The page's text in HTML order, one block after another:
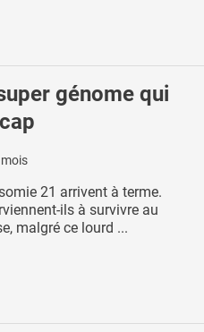
génome qui
21 arrivent à terme.
ils à survivre au
malgré ce lourd ...